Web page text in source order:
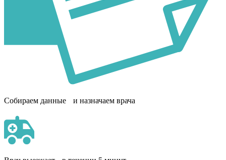
Собираем данные и назначаем врача